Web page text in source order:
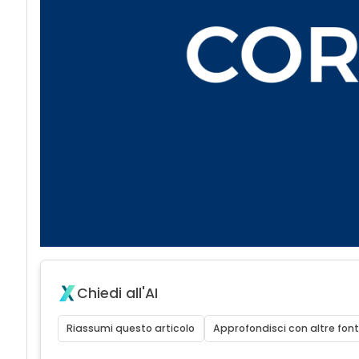
Chiedi all'AI
Riassumi questo articolo Approfondisci con altre